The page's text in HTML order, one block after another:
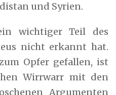
und Syrien.
wichtiger Teil des
nicht erkannt hat.
Opfer gefallen, ist
Wirrwarr mit den
Argumenten